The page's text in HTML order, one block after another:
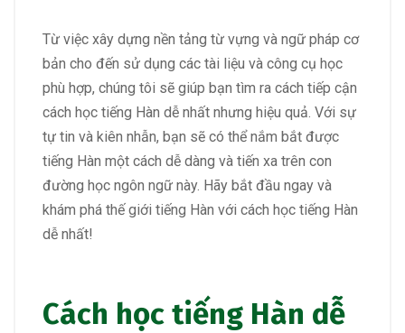
Từ việc xây dựng nền tảng từ vựng và ngữ pháp cơ
bản cho đến sử dụng các tài liệu và công cụ học
phù hợp, chúng tôi sẽ giúp bạn tìm ra cách tiếp cận
cách học tiếng Hàn dễ nhất nhưng hiệu quả. Với sự
tự tin và kiên nhẫn, bạn sẽ có thể nắm bắt được
tiếng Hàn một cách dễ dàng và tiến xa trên con
đường học ngôn ngữ này. Hãy bắt đầu ngay và
khám phá thế giới tiếng Hàn với cách học tiếng Hàn
dễ nhất!
Cách học tiếng Hàn dễ